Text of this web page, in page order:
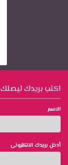
اكتب بريدك
الاسم
أدخل بريدك الالكترونى